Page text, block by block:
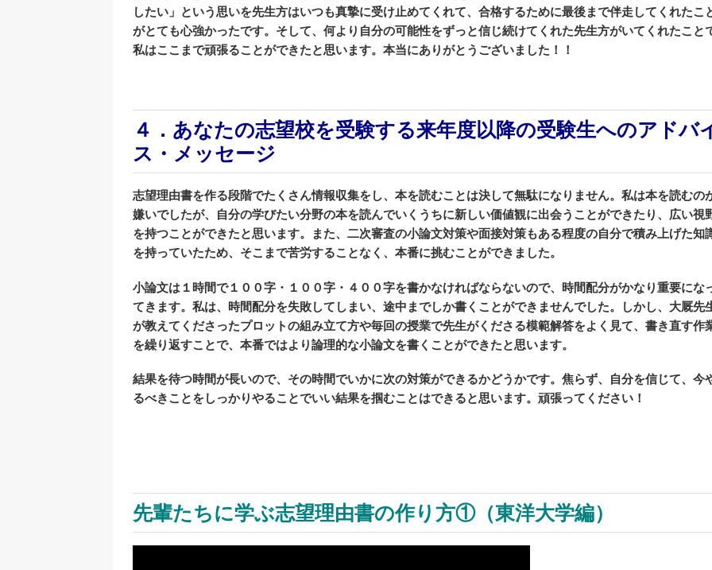
したい」という思いを先生方はいつも真摯に受け止めてくれて、合格するために最後まで伴走してくれたこ
がとても心強かったです。そして、何より自分の可能性をずっと信じ続けてくれた先生方がいてくれたこと
私はここまで頑張ることができたと思います。本当にありがとうございました！！
４．あなたの志望校を受験する来年度以降の受験生へのアドバ
ス・メッセージ
志望理由書を作る段階でたくさん情報収集をし、本を読むことは決して無駄になりません。私は本を読むの
嫌いでしたが、自分の学びたい分野の本を読んでいくうちに新しい価値観に出会うことができたり、広い視
を持つことができたと思います。また、二次審査の小論文対策や面接対策もある程度の自分で積み上げた知
を持っていたため、そこまで苦労することなく、本番に挑むことができました。
小論文は１時間で１００字・１００字・４００字を書かなければならないので、時間配分がかなり重要にな
てきます。私は、時間配分を失敗してしまい、途中までしか書くことができませんでした。しかし、大厩先
が教えてくださったプロットの組み立て方や毎回の授業で先生がくださる模範解答をよく見て、書き直す作
を繰り返すことで、本番ではより論理的な小論文を書くことができたと思います。
結果を待つ時間が長いので、その時間でいかに次の対策ができるかどうかです。焦らず、自分を信じて、今
るべきことをしっかりやることでいい結果を掴むことはできると思います。頑張ってください！
先輩たちに学ぶ志望理由書の作り方①（東洋大学編）